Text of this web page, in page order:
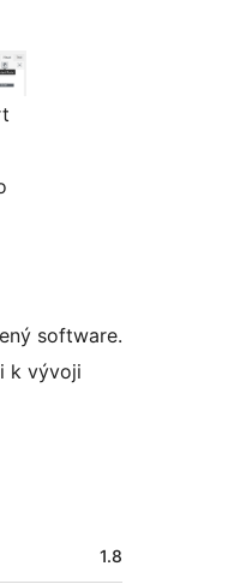
software.
k vývoji
1.8